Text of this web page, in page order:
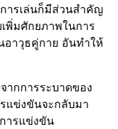
ารเล่นก็มีส่วนสำคัญ
พิ่มศักยภาพในการ
อาวุธคู่กาย อันทำให้
ากการระบาดของ
แข่งขันจะกลับมา
ารแข่งขัน